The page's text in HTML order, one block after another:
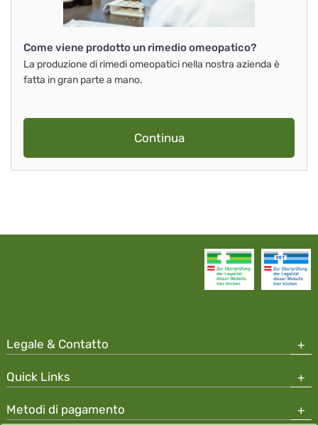
Come viene prodotto un rimedio omeopatico?
La produzione di rimedi omeopatici nella nostra azienda è
fatta in gran parte a mano.
Continua
Legale & Contatto
Quick Links
Metodi di pagamento